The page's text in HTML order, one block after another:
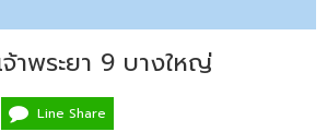
จ้าพระยา 9 บางใหญ่
Line Share